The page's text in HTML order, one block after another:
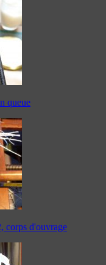
queue
corps d'ouvrage